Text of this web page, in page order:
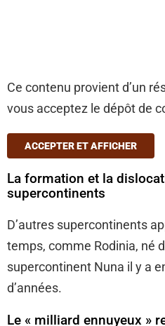
Ce contenu provient d’un
vous acceptez le dépôt de
ACCEPTER ET AFFICHER
La formation et la
supercontinents
D’autres supercontinents
temps, comme Rodinia, né
supercontinent Nuna il y a
d’années.
Le « milliard ennuyeux »